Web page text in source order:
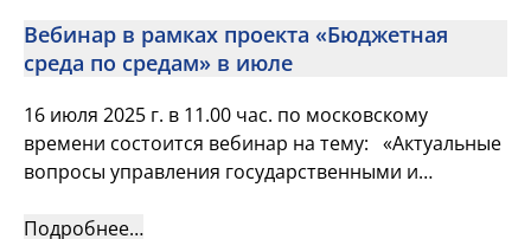
Вебинар в рамках проекта «Бюджетная
среда по средам» в июле
16 июля 2025 г. в 11.00 час. по московскому
времени состоится вебинар на тему: «Актуальные
вопросы управления государственными и
Подробнее…